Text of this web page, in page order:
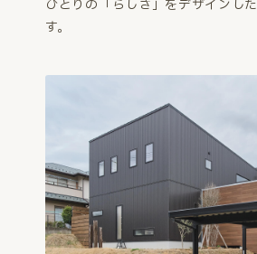
ひとりの「らしさ」をデザインし
す。